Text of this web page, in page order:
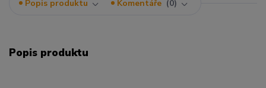
Popis produktu Komentáře 0
Popis produktu